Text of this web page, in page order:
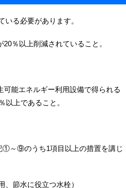
る必要があります。
％以上削減されていること。
能エネルギー利用設備で得られる
以上であること。
①～⑨のうち1項目以上の措置を講じ
節水に役立つ水栓）